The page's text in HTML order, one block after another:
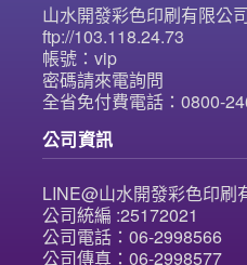
山水開發彩色印刷有限公
ftp://103.118.24.73
帳號：vip
密碼請來電詢問
全省免付費電話：0800-
公司資訊
LINE@山水開發彩色印刷
公司統編 :25172021
公司電話：06-2998566
公司傳真：06-2998577